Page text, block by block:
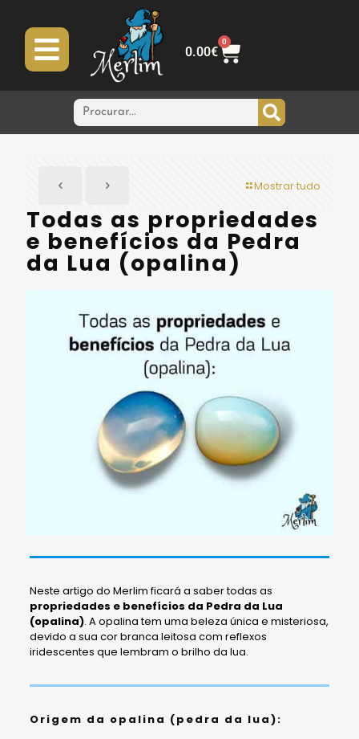
0.00€
0
Mostrar tudo
Todas as propriedades
e benefícios da Pedra
da Lua (opalina)
Neste artigo do Merlim ficará a saber todas as
propriedades e benefícios da Pedra da Lua
(opalina). A opalina tem uma beleza única e misteriosa,
devido a sua cor branca leitosa com reflexos
iridescentes que lembram o brilho da lua.
Origem da opalina (pedra da lua):